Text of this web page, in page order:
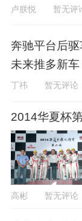
卢朕悦 暂无评
奔驰平台后
未来推多新车
丁祎 暂无评论
2014华夏杯
高彬 暂无评论